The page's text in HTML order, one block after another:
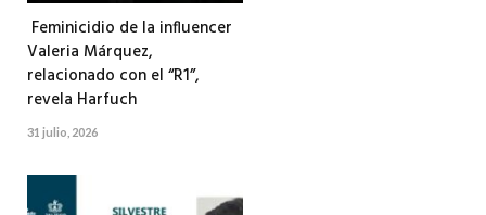
Feminicidio de la influencer
Valeria Márquez,
relacionado con el “R1”,
revela Harfuch
31 julio, 2026